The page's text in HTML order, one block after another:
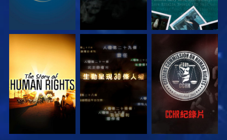
觀看 觀看 觀看